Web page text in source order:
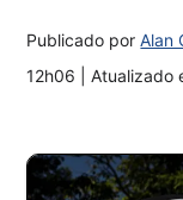
Publicado porAlan
12h06
| Atualizado